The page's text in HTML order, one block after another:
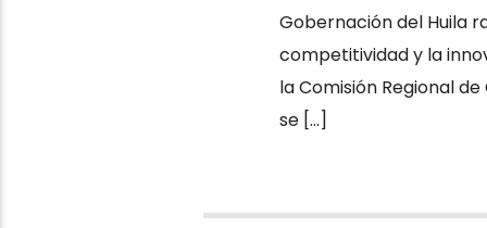
Gobernación del Huila
competitividad y la
la Comisión Regional
se […]